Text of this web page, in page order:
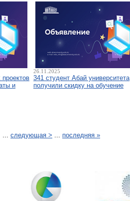
и
26.11.2025
341 студент Абай университета
получили скидку на обучение
... следующая > ... последняя »